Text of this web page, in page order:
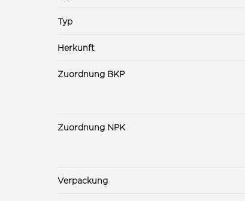
Typ
Herkunft
Zuordnung BKP
Zuordnung NPK
Verpackung